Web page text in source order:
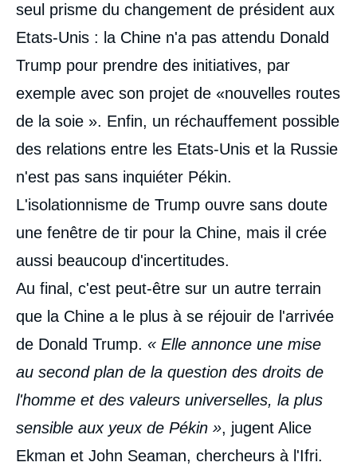
seul prisme du changement de président aux
Etats-Unis : la Chine n'a pas attendu Donald
Trump pour prendre des initiatives, par
exemple avec son projet de «nouvelles routes
de la soie ». Enfin, un réchauffement possible
des relations entre les Etats-Unis et la Russie
n'est pas sans inquiéter Pékin.
L'isolationnisme de Trump ouvre sans doute
une fenêtre de tir pour la Chine, mais il crée
aussi beaucoup d'incertitudes.
Au final, c'est peut-être sur un autre terrain
que la Chine a le plus à se réjouir de l'arrivée
de Donald Trump. « Elle annonce une mise
au second plan de la question des droits de
l'homme et des valeurs universelles, la plus
sensible aux yeux de Pékin », jugent Alice
Ekman et John Seaman, chercheurs à l'Ifri.